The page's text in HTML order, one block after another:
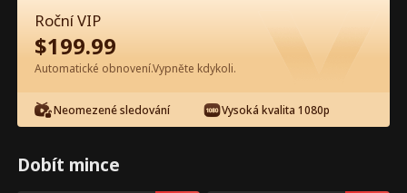
Epizoda 36 - Vyhodila jsi páteř
Detroitu Celý film
Roční VIP
$199.99
Automatické obnovení.Vypněte kdykoli.
Neomezené sledování Vysoká kvalita 1080p
Dobít mince